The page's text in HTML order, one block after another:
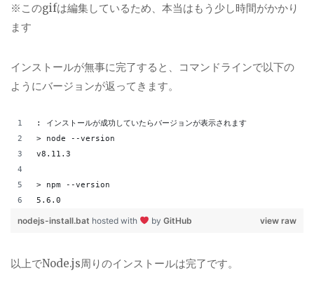
※このgifは編集しているため、本当はもう少し時間がかかり
ます
インストールが無事に完了すると、コマンドラインで以下の
ようにバージョンが返ってきます。
: インストールが成功していたらバージョンが表示されます
> node --version
v8.11.3
> npm --version
5.6.0
view raw
nodejs-install.bat hosted with by GitHub
以上でNode.js周りのインストールは完了です。